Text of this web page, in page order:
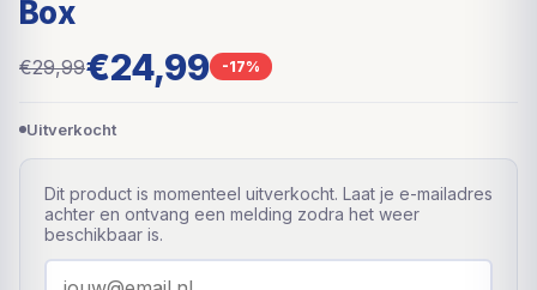
Box
€29,99€24,99 -17%
Uitverkocht
Dit product is momenteel uitverkocht. Laat je e-mailadres
achter en ontvang een melding zodra het weer
beschikbaar is.